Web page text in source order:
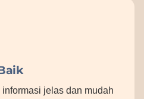
jelas dan mudah